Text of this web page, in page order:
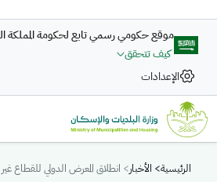
موقع حكومي رسمي تابع لحكومة المملكة
كيف تتحقق
الإعدادات
الرئيسية الأخبار